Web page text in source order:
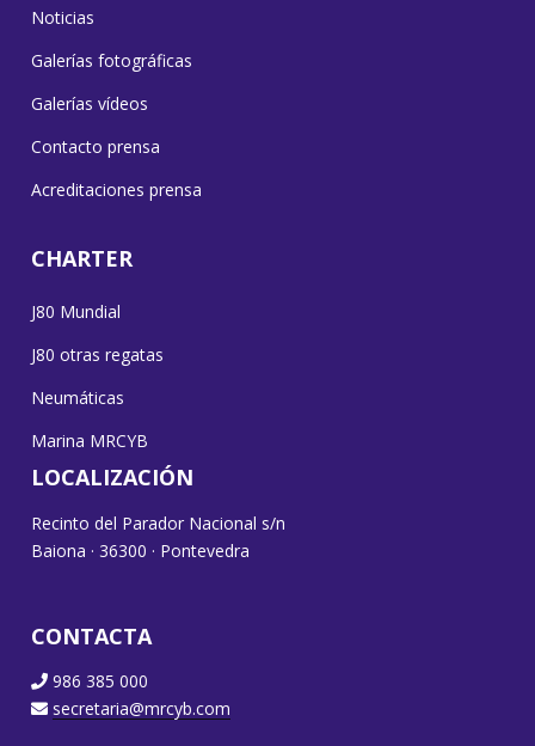
Noticias
Galerías fotográficas
Galerías vídeos
Contacto prensa
Acreditaciones prensa
CHARTER
J80 Mundial
J80 otras regatas
Neumáticas
Marina MRCYB
LOCALIZACIÓN
Recinto del Parador Nacional s/n
Baiona · 36300 · Pontevedra
CONTACTA
986 385 000
secretaria@mrcyb.com